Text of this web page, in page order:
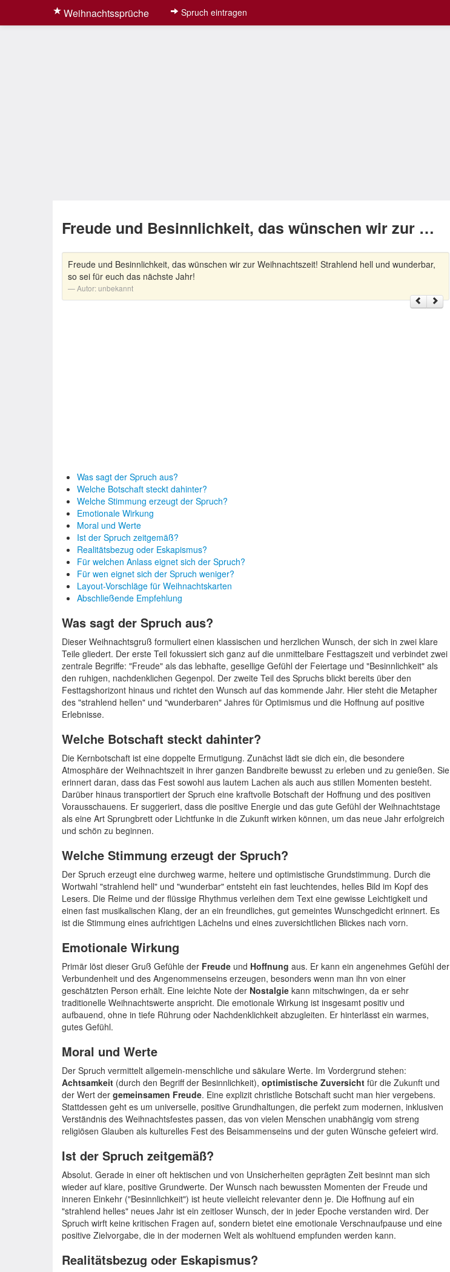
Weihnachtssprüche Spruch eintragen
Freude und Besinnlichkeit, das wünschen wir zur …
Freude und Besinnlichkeit, das wünschen wir zur Weihnachtszeit! Strahlend hell und wunderbar,
so sei für euch das nächste Jahr!
Autor:unbekannt
Was sagt der Spruch aus?
Welche Botschaft steckt dahinter?
Welche Stimmung erzeugt der Spruch?
Emotionale Wirkung
Moral und Werte
Ist der Spruch zeitgemäß?
Realitätsbezug oder Eskapismus?
Für welchen Anlass eignet sich der Spruch?
Für wen eignet sich der Spruch weniger?
Layout-Vorschläge für Weihnachtskarten
Abschließende Empfehlung
Was sagt der Spruch aus?
Dieser Weihnachtsgruß formuliert einen klassischen und herzlichen Wunsch, der sich in zwei klare
Teile gliedert. Der erste Teil fokussiert sich ganz auf die unmittelbare Festtagszeit und verbindet zwei
zentrale Begriffe: "Freude" als das lebhafte, gesellige Gefühl der Feiertage und "Besinnlichkeit" als
den ruhigen, nachdenklichen Gegenpol. Der zweite Teil des Spruchs blickt bereits über den
Festtagshorizont hinaus und richtet den Wunsch auf das kommende Jahr. Hier steht die Metapher
des "strahlend hellen" und "wunderbaren" Jahres für Optimismus und die Hoffnung auf positive
Erlebnisse.
Welche Botschaft steckt dahinter?
Die Kernbotschaft ist eine doppelte Ermutigung. Zunächst lädt sie dich ein, die besondere
Atmosphäre der Weihnachtszeit in ihrer ganzen Bandbreite bewusst zu erleben und zu genießen. Sie
erinnert daran, dass das Fest sowohl aus lautem Lachen als auch aus stillen Momenten besteht.
Darüber hinaus transportiert der Spruch eine kraftvolle Botschaft der Hoffnung und des positiven
Vorausschauens. Er suggeriert, dass die positive Energie und das gute Gefühl der Weihnachtstage
als eine Art Sprungbrett oder Lichtfunke in die Zukunft wirken können, um das neue Jahr erfolgreich
und schön zu beginnen.
Welche Stimmung erzeugt der Spruch?
Der Spruch erzeugt eine durchweg warme, heitere und optimistische Grundstimmung. Durch die
Wortwahl "strahlend hell" und "wunderbar" entsteht ein fast leuchtendes, helles Bild im Kopf des
Lesers. Die Reime und der flüssige Rhythmus verleihen dem Text eine gewisse Leichtigkeit und
einen fast musikalischen Klang, der an ein freundliches, gut gemeintes Wunschgedicht erinnert. Es
ist die Stimmung eines aufrichtigen Lächelns und eines zuversichtlichen Blickes nach vorn.
Emotionale Wirkung
Primär löst dieser Gruß Gefühle der Freude und Hoffnung aus. Er kann ein angenehmes Gefühl der
Verbundenheit und des Angenommenseins erzeugen, besonders wenn man ihn von einer
geschätzten Person erhält. Eine leichte Note der Nostalgie kann mitschwingen, da er sehr
traditionelle Weihnachtswerte anspricht. Die emotionale Wirkung ist insgesamt positiv und
aufbauend, ohne in tiefe Rührung oder Nachdenklichkeit abzugleiten. Er hinterlässt ein warmes,
gutes Gefühl.
Moral und Werte
Der Spruch vermittelt allgemein-menschliche und säkulare Werte. Im Vordergrund stehen:
Achtsamkeit (durch den Begriff der Besinnlichkeit), optimistische Zuversicht für die Zukunft und
der Wert der gemeinsamen Freude. Eine explizit christliche Botschaft sucht man hier vergebens.
Stattdessen geht es um universelle, positive Grundhaltungen, die perfekt zum modernen, inklusiven
Verständnis des Weihnachtsfestes passen, das von vielen Menschen unabhängig vom streng
religiösen Glauben als kulturelles Fest des Beisammenseins und der guten Wünsche gefeiert wird.
Ist der Spruch zeitgemäß?
Absolut. Gerade in einer oft hektischen und von Unsicherheiten geprägten Zeit besinnt man sich
wieder auf klare, positive Grundwerte. Der Wunsch nach bewussten Momenten der Freude und
inneren Einkehr ("Besinnlichkeit") ist heute vielleicht relevanter denn je. Die Hoffnung auf ein
"strahlend helles" neues Jahr ist ein zeitloser Wunsch, der in jeder Epoche verstanden wird. Der
Spruch wirft keine kritischen Fragen auf, sondern bietet eine emotionale Verschnaufpause und eine
positive Zielvorgabe, die in der modernen Welt als wohltuend empfunden werden kann.
Realitätsbezug oder Eskapismus?